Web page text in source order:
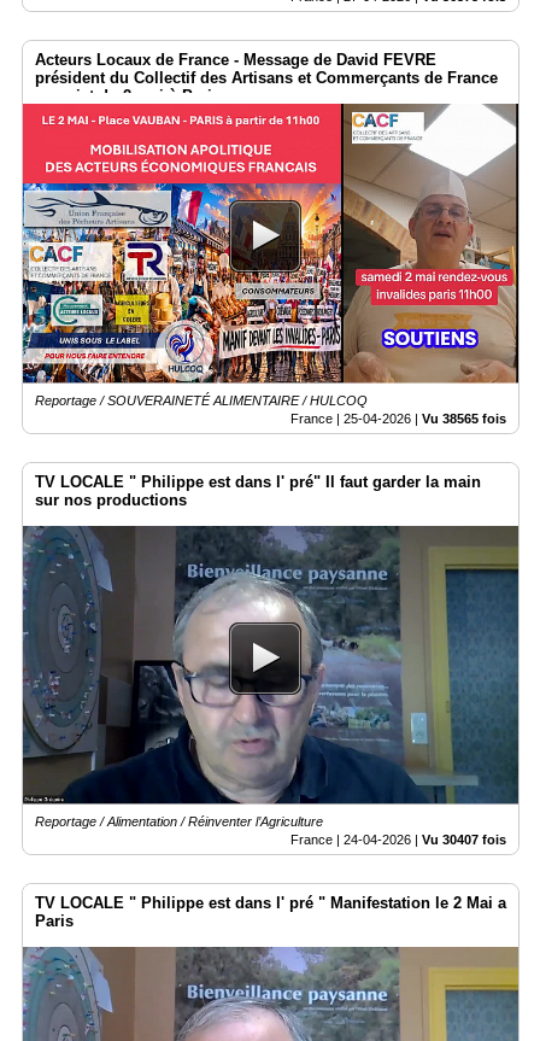
Acteurs Locaux de France - Message de David FEVRE
président du Collectif des Artisans et Commerçants de France
au sujet du 2 mai à Paris
Reportage / SOUVERAINETÉ ALIMENTAIRE / HULCOQ
France | 25-04-2026 | Vu 38565 fois
TV LOCALE " Philippe est dans l' pré" Il faut garder la main
sur nos productions
Reportage / Alimentation / Réinventer l’Agriculture
France | 24-04-2026 | Vu 30407 fois
TV LOCALE " Philippe est dans l' pré " Manifestation le 2 Mai a
Paris